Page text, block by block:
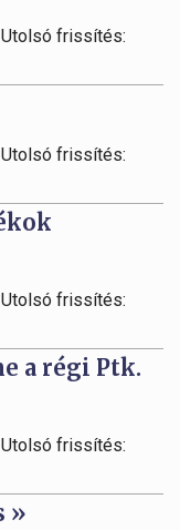
frissítés:
frissítés:
frissítés:
a régi Ptk.
frissítés:
»